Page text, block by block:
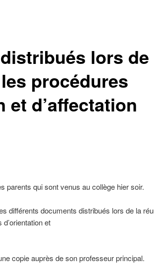
lors de
procédures
et d’affectation
parents qui sont venus au collège hier soir.
différents documents distribués lors de la
et
copie auprès de son professeur principal.